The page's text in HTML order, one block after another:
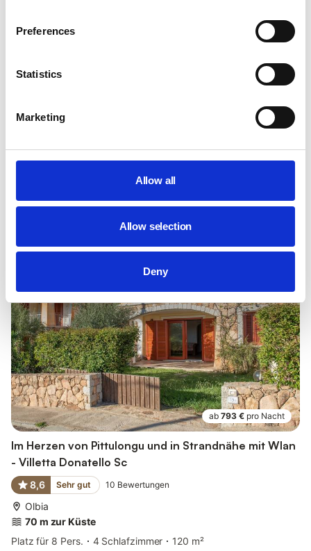
Preferences
Statistics
Marketing
Allow all
Allow selection
Deny
Villa Fiorita – Ruhige Landhausvilla mit Pool und
10 Fantastisch
4 Schlafzimmer
100 m²
ab 793 € pro Nacht
Im Herzen von Pittulongu und in Strandnähe mit Wlan
- Villetta Donatello Sc
8,6 Sehr gut 10 Bewertungen
Olbia
70 m zur Küste
Platz für 8 Pers.
4 Schlafzimmer
120 m²